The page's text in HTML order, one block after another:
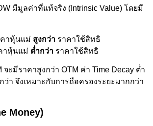
มีมูลค่าที่แท้จริง (Intrinsic Value) โดยมี
คาหุ้นแม่ สูงกว่า ราคาใช้สิทธิ
าหุ้นแม่ ต่ำกว่า ราคาใช้สิทธิ
จะมีราคาสูงกว่า OTM ค่า Time Decay ต่ำ
ว่า จึงเหมาะกับการถือครองระยะมากกว่า
Money)